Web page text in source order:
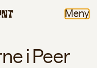
Meny
i Peer